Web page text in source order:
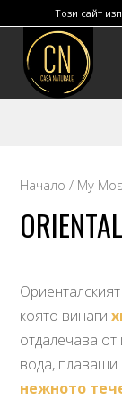
Начало / My
която винаги
отдалечава от
вода, плаващи
нежното
Този сайт